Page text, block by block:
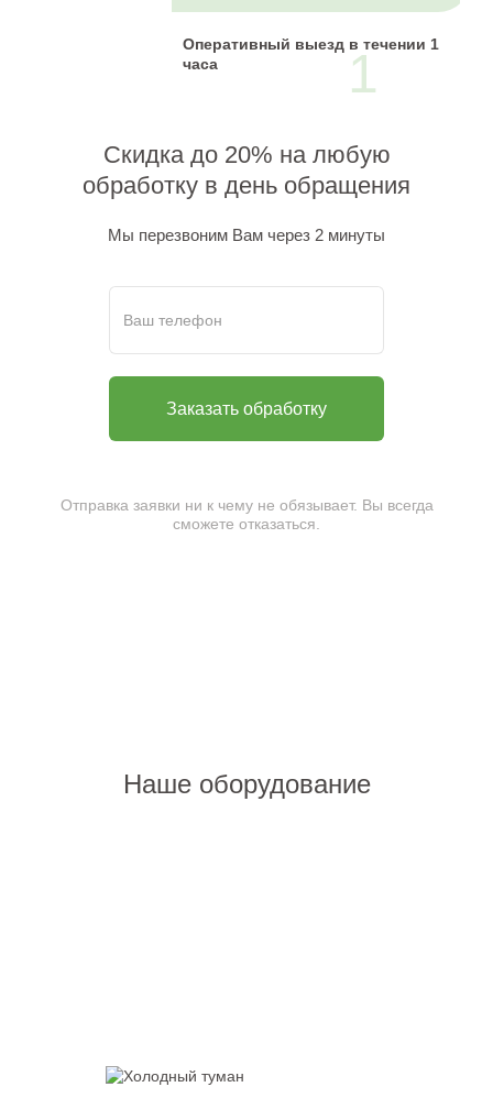
Оперативный выезд в течении 1
часа
1
Скидка до 20% на любую
обработку в день обращения
Мы перезвоним Вам через 2 минуты
Отправка заявки ни к чему не обязывает. Вы всегда
сможете отказаться.
Наше оборудование